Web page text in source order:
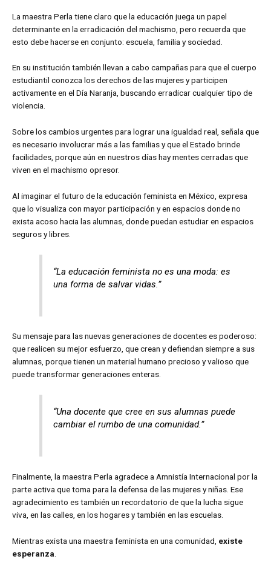
La maestra Perla tiene claro que la educación juega un papel
determinante en la erradicación del machismo, pero recuerda que
esto debe hacerse en conjunto: escuela, familia y sociedad.
En su institución también llevan a cabo campañas para que el cuerpo
estudiantil conozca los derechos de las mujeres y participen
activamente en el Día Naranja, buscando erradicar cualquier tipo de
violencia.
Sobre los cambios urgentes para lograr una igualdad real, señala que
es necesario involucrar más a las familias y que el Estado brinde
facilidades, porque aún en nuestros días hay mentes cerradas que
viven en el machismo opresor.
Al imaginar el futuro de la educación feminista en México, expresa
que lo visualiza con mayor participación y en espacios donde no
exista acoso hacia las alumnas, donde puedan estudiar en espacios
seguros y libres.
“La educación feminista no es una moda: es
una forma de salvar vidas.”
Su mensaje para las nuevas generaciones de docentes es poderoso:
que realicen su mejor esfuerzo, que crean y defiendan siempre a sus
alumnas, porque tienen un material humano precioso y valioso que
puede transformar generaciones enteras.
“Una docente que cree en sus alumnas puede
cambiar el rumbo de una comunidad.”
Finalmente, la maestra Perla agradece a Amnistía Internacional por la
parte activa que toma para la defensa de las mujeres y niñas. Ese
agradecimiento es también un recordatorio de que la lucha sigue
viva, en las calles, en los hogares y también en las escuelas.
Mientras exista una maestra feminista en una comunidad, existe
esperanza